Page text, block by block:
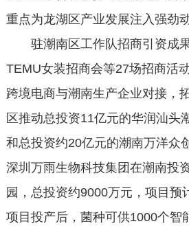
重点为龙湖区产业发展注入强劲动
驻潮南区工作队招商引资成果
TEMU女装招商会等27场招商活
跨境电商与潮南生产企业对接，
区推动总投资11亿元的华润汕头
和总投资约20亿元的潮南万洋众
深圳万雨生物科技集团在潮南投
园，总投资约9000万元，项目预
项目投产后，菌种可供1000个智